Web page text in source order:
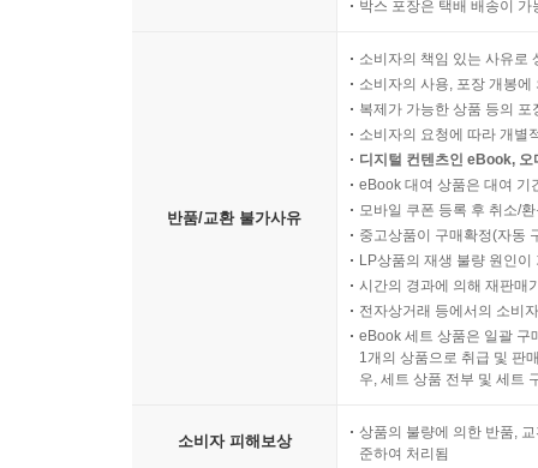
박스 포장은 택배 배송이
반품/교환 불가사유
소비자의 책임 있는 사유로
소비자의 사용, 포장 개봉
복제가 가능한 상품 등의
소비자의 요청에 따라 개별
디지털 컨텐츠인 eBook,
eBook 대여 상품은 대여 기
모바일 쿠폰 등록 후 취소/
중고상품이 구매확정(자동
LP상품의 재생 불량 원인
시간의 경과에 의해 재판매
전자상거래 등에서의 소비
eBook 세트 상품은 일괄 구
1개의 상품으로 취급 및 판
우, 세트 상품 전부 및 세트
소비자 피해보상
상품의 불량에 의한 반품,
준하여 처리됨